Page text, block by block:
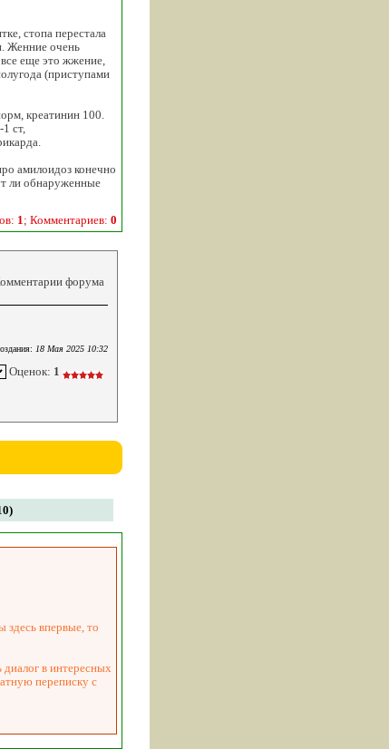
стопа перестала
Женние очень
все еще это жжение,
(приступами
креатинин 100.
ст,
амилоидоз конечно
ли обнаруженные
1; Комментариев: 0
форума
18 Мая 2025 10:32
Оценок: 1
здесь впервые, то
в интересных
переписку с